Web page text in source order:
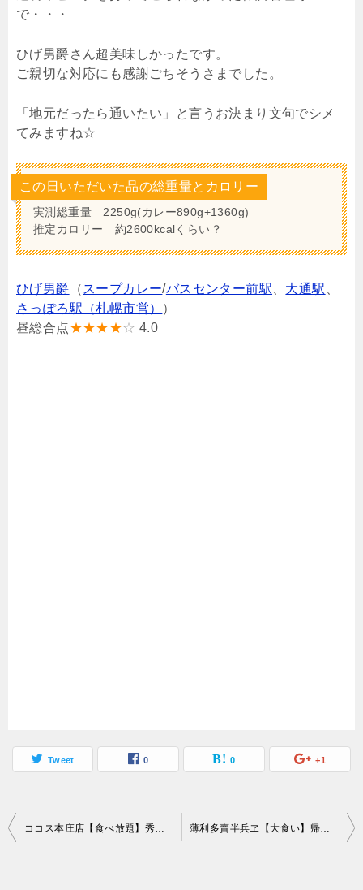
で・・・
ひげ男爵さん超美味しかったです。
ご親切な対応にも感謝ごちそうさまでした。
「地元だったら通いたい」と言うお決まり文句でシメ
てみますね☆
この日いただいた品の総重量とカロリー
実測総重量 2250g(カレー890g+1360g)
推定カロリー 約2600kcalくらい？
ひげ男爵 （ スープカレー/バスセンター前駅 大通駅
さっぽろ駅（札幌市営） ）
昼総合点★★★★☆ 4.0
Tweet 0 0 +1
投
ココス本庄店【食べ放題】秀逸なファミレスの朝食バイキングで大食い 薄利多賣半兵ヱ【大食い】帰れま10で気になったたカエル等ネタ食だらけの格安居酒屋